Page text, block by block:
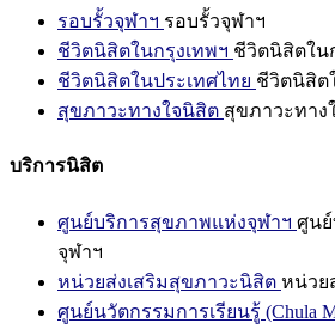
รอบรั้วจุฬาฯ รอบรั้วจุฬาฯ
ชีวิตนิสิตในกรุงเทพฯ ชีวิตนิสิตใน
ชีวิตนิสิตในประเทศไทย ชีวิตนิสิต
สุขภาวะทางใจนิสิต สุขภาวะทาง
บริการนิสิต
ศูนย์บริการสุขภาพแห่งจุฬาฯ ศูน
จุฬาฯ
หน่วยส่งเสริมสุขภาวะนิสิต หน่วย
ศูนย์นวัตกรรมการเรียนรู้ (Chula